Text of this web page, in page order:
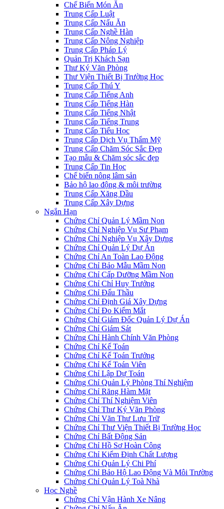
Chế Biến Món Ăn
Trung Cấp Luật
Trung Cấp Nấu Ăn
Trung Cấp Nghề Hàn
Trung Cấp Nông Nghiệp
Trung Cấp Pháp Lý
Quản Trị Khách Sạn
Thư Ký Văn Phòng
Thư Viện Thiết Bị Trường Học
Trung Cấp Thú Y
Trung Cấp Tiếng Anh
Trung Cấp Tiếng Hàn
Trung Cấp Tiếng Nhật
Trung Cấp Tiếng Trung
Trung Cấp Tiểu Học
Trung Cấp Dịch Vụ Thẩm Mỹ
Trung Cấp Chăm Sóc Sắc Đẹp
Tạo mẫu & Chăm sóc sắc đẹp
Trung Cấp Tin Học
Chế biến nông lâm sản
Bảo hộ lao động & môi trường
Trung Cấp Xăng Dầu
Trung Cấp Xây Dựng
Ngắn Hạn
Chứng Chỉ Quản Lý Mầm Non
Chứng Chỉ Nghiệp Vụ Sư Phạm
Chứng Chỉ Nghiệp Vụ Xây Dựng
Chứng Chỉ Quản Lý Dự Án
Chứng Chỉ An Toàn Lao Động
Chứng Chỉ Bảo Mẫu Mầm Non
Chứng Chỉ Cấp Dưỡng Mầm Non
Chứng Chỉ Chỉ Huy Trưởng
Chứng Chỉ Đấu Thầu
Chứng Chỉ Định Giá Xây Dựng
Chứng Chỉ Đo Kiểm Mắt
Chứng Chỉ Giám Đốc Quản Lý Dự Án
Chứng Chỉ Giám Sát
Chứng Chỉ Hành Chính Văn Phòng
Chứng Chỉ Kế Toán
Chứng Chỉ Kế Toán Trưởng
Chứng Chỉ Kế Toán Viên
Chứng Chỉ Lập Dự Toán
Chứng Chỉ Quản Lý Phòng Thí Nghiệm
Chứng Chỉ Răng Hàm Mặt
Chứng Chỉ Thí Nghiệm Viên
Chứng Chỉ Thư Ký Văn Phòng
Chứng Chỉ Văn Thư Lưu Trữ
Chứng Chỉ Thư Viện Thiết Bị Trường Học
Chứng Chỉ Bất Động Sản
Chứng Chỉ Hồ Sơ Hoàn Công
Chứng Chỉ Kiểm Định Chất Lượng
Chứng Chỉ Quản Lý Chi Phí
Chứng Chỉ Bảo Hộ Lao Động Và Môi Trường
Chứng Chỉ Quản Lý Toà Nhà
Học Nghề
Chứng Chỉ Vận Hành Xe Nâng